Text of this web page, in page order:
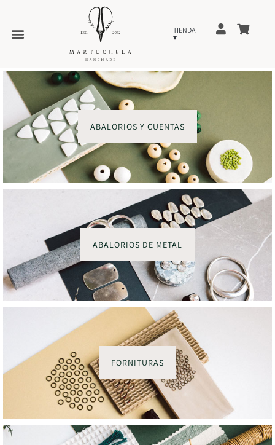
ABALORIOS Y CUENTAS
ABALORIOS DE METAL
FORNITURAS